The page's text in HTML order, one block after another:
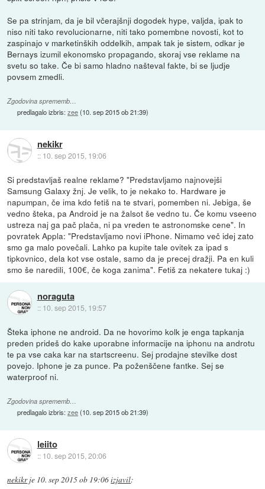
Se pa strinjam, da je bil včerajšnji dogodek hype, valjda, ipak to
niso niti tako revolucionarne, niti tako pomembne novosti, kot to
zaspinajo v marketinških oddelkih, ampak tak je sistem, odkar je
Bernays izumil ekonomsko propagando, skoraj vse reklame na
svetu so take. Če bi samo hladno našteval fakte, bi se ljudje
povsem zmedli.
Zgodovina sprememb…
predlagalo izbris:zee(10. sep 2015 ob 21:39)
nekikr
:: 10. sep 2015, 19:06
Si predstavljaš realne reklame? "Predstavljamo najnovejši
Samsung Galaxy žnj. Je velik, to je nekako to. Hardware je
napumpan, če ima kdo fetiš na te stvari, pomemben ni. Jebiga, še
vedno šteka, pa Android je na žalsot še vedno tu. Če komu vseeno
ustreza naj ga pač plača, ni pa vreden te astronomske cene". In
povratek Appla: "Predstavljamo novi iPhone. Nimamo več idej zato
smo ga malo povečali. Lahko pa kupite tale ovitek za ipad s
tipkovnico, dela kot vse ostale, samo da je precej dražji. Pa en kuli
smo še naredili, 100€, če koga zanima". Fetiš za nekatere tukaj :)
noraguta
:: 10. sep 2015, 19:57
Šteka iphone ne android. Da ne hovorimo kolk je enga tapkanja
preden prideš do kake uporabne informacije na iphonu na androtu
te pa vse caka kar na startscreenu. Sej prodajne stevilke dost
povejo. Iphone je za punce. Pa poženščene fantke. Sej se
waterproof ni.
Zgodovina sprememb…
predlagalo izbris:zee(10. sep 2015 ob 21:39)
leiito
:: 10. sep 2015, 20:06
nekikrje 10. sep 2015 ob 19:06izjavil: